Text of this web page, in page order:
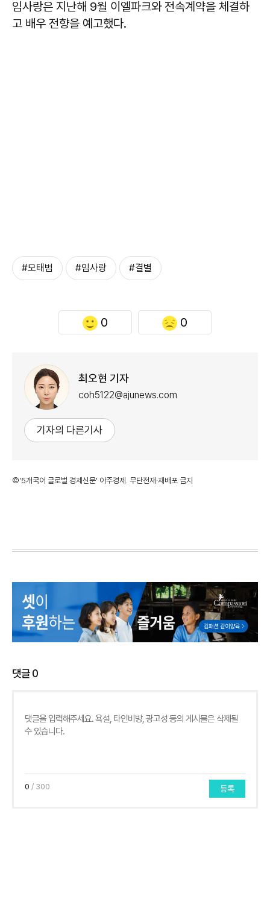
임사랑은 지난해 9월 이엘파크와 전속계약을 체결하
고 배우 전향을 예고했다.
#모태범 #임사랑 #결별
0 0
최오현 기자
coh5122@ajunews.com
기자의 다른기사
©'5개국어 글로벌 경제신문' 아주경제. 무단전재·재배포 금지
댓글0
0 / 300 등록